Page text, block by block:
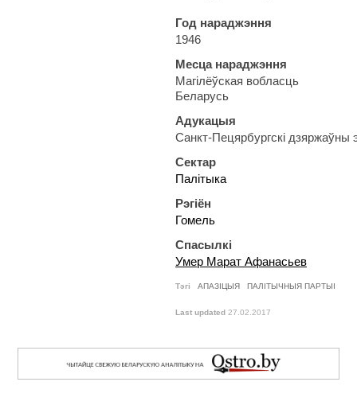
Год нараджэння
1946
Месца нараджэння
Магілёўская вобласць
Беларусь
Адукацыя
Санкт-Пецярбургскі дзяржаўны
Сектар
Палітыка
Рэгіён
Гомель
Спасылкі
Умер Марат Афанасьев
Тэгі АПАЗІЦЫЯ ПАЛІТЫЧНЫЯ ПАРТЫІ
Last updated 27.02.2017